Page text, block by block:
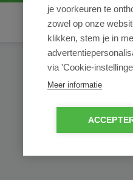
je voorkeuren te
zowel op onze
klikken, stem je in
via 'Cookie-
Meer informatie